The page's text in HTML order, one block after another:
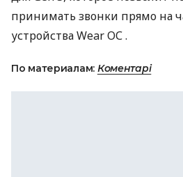
принимать звонки прямо на
устройства Wear ОС .
По материалам: Коментарі